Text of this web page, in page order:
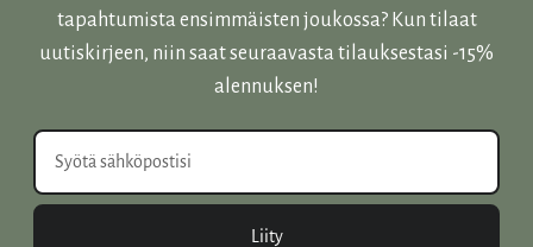
tapahtumista ensimmäisten joukossa? Kun tilaat
uutiskirjeen, niin saat seuraavasta tilauksestasi -15%
alennuksen!
Liity